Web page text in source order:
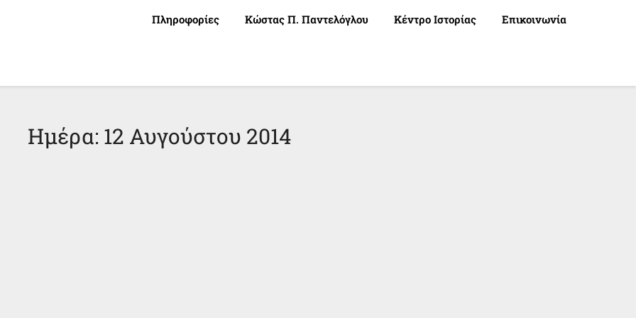
Πληροφορίες Κώστας Π. Παντελόγλου Κέντρο Ιστορίας Επικοινωνία
Ημέρα: 12 Αυγούστου 2014